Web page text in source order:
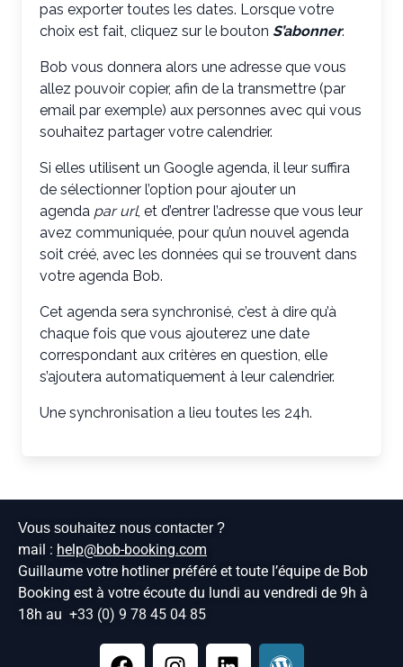
pas exporter toutes les dates. Lorsque votre
choix est fait, cliquez sur le bouton S’abonner.
Bob vous donnera alors une adresse que vous
allez pouvoir copier, afin de la transmettre (par
email par exemple) aux personnes avec qui vous
souhaitez partager votre calendrier.
Si elles utilisent un Google agenda, il leur suffira
de sélectionner l’option pour ajouter un
agenda par url, et d’entrer l’adresse que vous leur
avez communiquée, pour qu’un nouvel agenda
soit créé, avec les données qui se trouvent dans
votre agenda Bob.
Cet agenda sera synchronisé, c’est à dire qu’à
chaque fois que vous ajouterez une date
correspondant aux critères en question, elle
s’ajoutera automatiquement à leur calendrier.
Une synchronisation a lieu toutes les 24h.
Vous souhaitez nous contacter ?
mail : help@bob-booking.com
Guillaume votre hotliner préféré et toute l’équipe de Bob
Booking est à votre écoute du lundi au vendredi de 9h à
18h au +33 (0) 9 78 45 04 85